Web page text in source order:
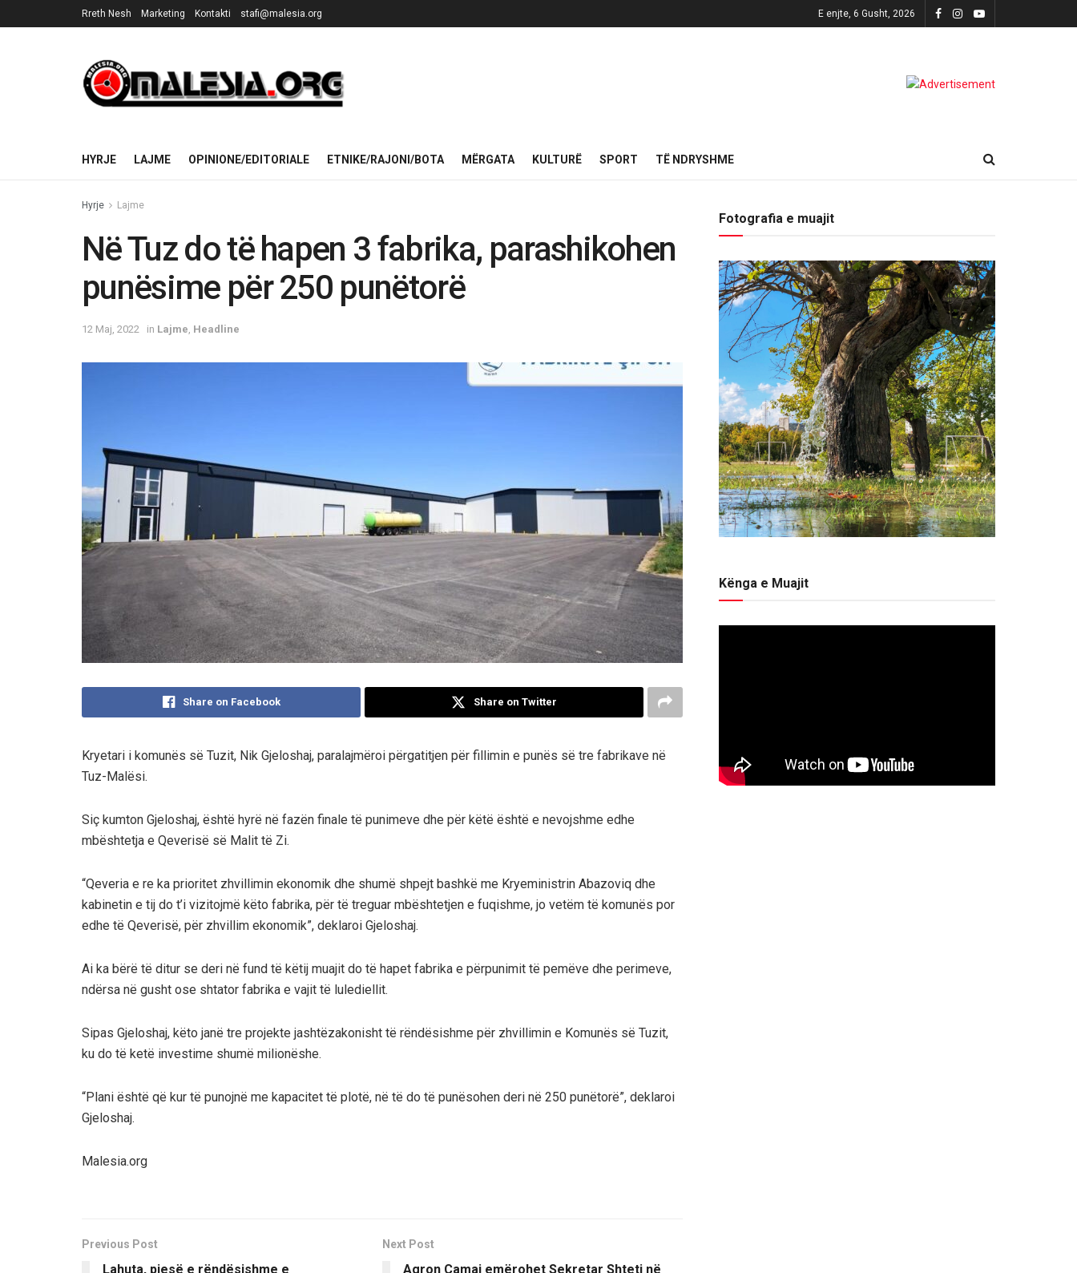
Rreth Nesh Marketing Kontakti stafi@malesia.org E enjte, 6 Gusht, 2026
HYRJE LAJME OPINIONE/EDITORIALE ETNIKE/RAJONI/BOTA MËRGATA KULTURË SPORT TË NDRYSHME
Hyrje Lajme
Në Tuz do të hapen 3 fabrika, parashikohen
punësime për 250 punëtorë
12 Maj, 2022 in Lajme Headline
Share on Facebook Share on Twitter
Kryetari i komunës së Tuzit, Nik Gjeloshaj, paralajmëroi përgatitjen për fillimin e punës së tre fabrikave në
Tuz-Malësi.
Siç kumton Gjeloshaj, është hyrë në fazën finale të punimeve dhe për këtë është e nevojshme edhe
mbështetja e Qeverisë së Malit të Zi.
“Qeveria e re ka prioritet zhvillimin ekonomik dhe shumë shpejt bashkë me Kryeministrin Abazoviq dhe
kabinetin e tij do t’i vizitojmë këto fabrika, për të treguar mbështetjen e fuqishme, jo vetëm të komunës por
edhe të Qeverisë, për zhvillim ekonomik”, deklaroi Gjeloshaj.
Ai ka bërë të ditur se deri në fund të këtij muajit do të hapet fabrika e përpunimit të pemëve dhe perimeve,
ndërsa në gusht ose shtator fabrika e vajit të lulediellit.
Sipas Gjeloshaj, këto janë tre projekte jashtëzakonisht të rëndësishme për zhvillimin e Komunës së Tuzit,
ku do të ketë investime shumë milionëshe.
“Plani është që kur të punojnë me kapacitet të plotë, në të do të punësohen deri në 250 punëtorë”, deklaroi
Gjeloshaj.
Malesia.org
Previous Post
Lahuta, pjesë e rëndësishme e
Next Post
Agron Camaj emërohet Sekretar Shteti në
Fotografia e muajit
Kënga e Muajit